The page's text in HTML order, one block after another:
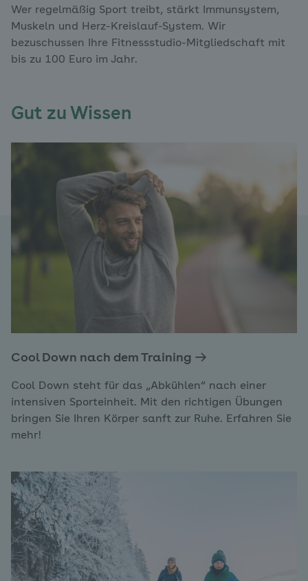
Wer regelmäßig Sport treibt, stärkt Immunsystem,
Muskeln und Herz-Kreislauf-System. Wir
bezuschussen Ihre Fitnessstudio-Mitgliedschaft mit
bis zu 100 Euro im Jahr.
Gut zu Wissen
Cool Down nach dem Training
Cool Down steht für das „Abkühlen“ nach einer
intensiven Sporteinheit. Mit den richtigen Übungen
bringen Sie Ihren Körper sanft zur Ruhe. Erfahren Sie
mehr!